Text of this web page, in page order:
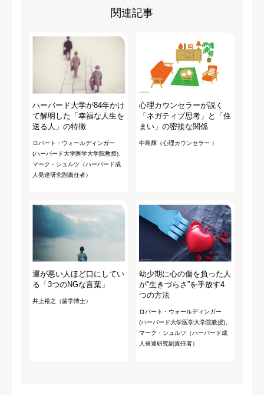
関連記事
ハーバード大学が84年かけ
て解明した「幸福な人生を
送る人」の特徴
ロバート・ウォールディンガー
(ハーバード大学医学大学院教授)、
マーク・シュルツ（ハーバード成
人発達研究副責任者）
心理カウンセラーが説く
「ネガティブ思考」と「住
まい」の密接な関係
中島輝（心理カウンセラー ）
運が悪い人ほど口にしてい
る「3つのNGな言葉」
井上裕之（歯学博士）
幼少期に心の傷を負った人
が“生きづらさ”を手放す4
つの方法
ロバート・ウォールディンガー
(ハーバード大学医学大学院教授)、
マーク・シュルツ（ハーバード成
人発達研究副責任者）